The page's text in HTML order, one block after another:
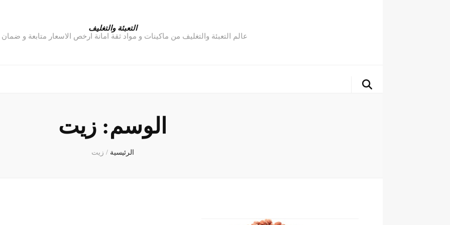
التعبئة والتغليف
عالم التعبئة والتغليف من ماكينات و مواد ثقة امانة ارخص الاسعار متابعة و
الوسم: زيت
الرئيسية / زيت